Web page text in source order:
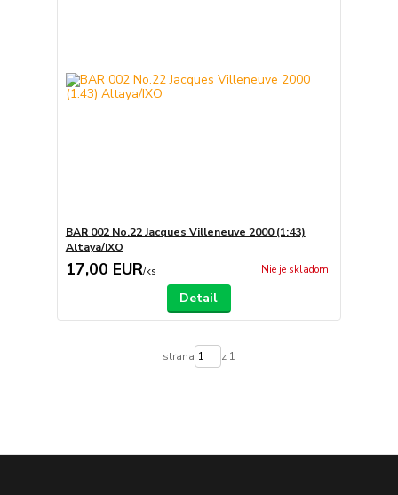
BAR 002 No.22 Jacques Villeneuve 2000 (1:43)
Altaya/IXO
17,00 EUR/ks Nie je skladom
Detail
strana z 1